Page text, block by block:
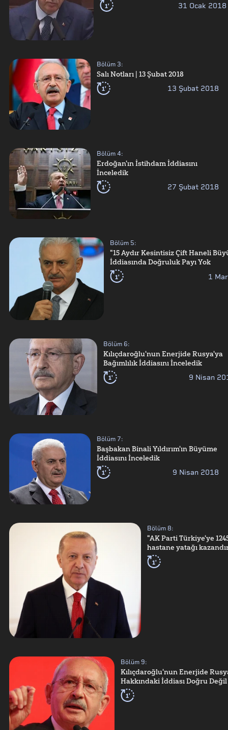
1' 31 Ocak 2018
Bölüm 3:
Salı Notları | 13 Şubat 2018
1' 13 Şubat 2018
Bölüm 4:
Erdoğan'ın İstihdam İddiasını
İnceledik
1' 27 Şubat 2018
Bölüm 5:
"15 Aydır Kesintisiz Çift Haneli
İddiasında Doğruluk Payı Yok
1' 1
Bölüm 6:
Kılıçdaroğlu'nun Enerjide Rusya'ya
Bağımlılık İddiasını İnceledik
1' 9 Nisan
Bölüm 7:
Başbakan Binali Yıldırım'ın Büyüme
İddiasını İnceledik
1' 9 Nisan 2018
Bölüm8:
"AK Parti Türkiye'ye
hastane yatağı
1'
Bölüm 9:
Kılıçdaroğlu'nun Enerjide
Hakkındaki İddiası Doğru Değil
1'